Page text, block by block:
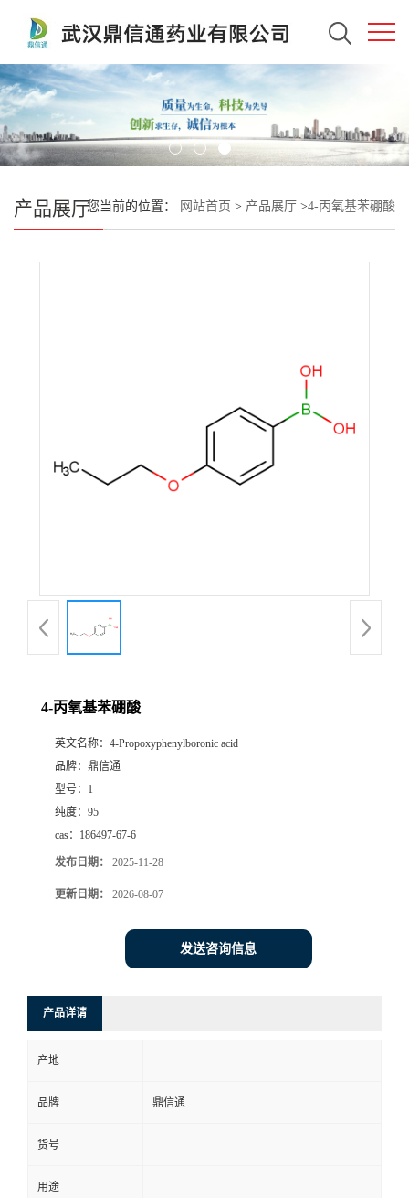
产品展厅您当前的位置： 网站首页 > 产品展厅 >4-丙氧基苯硼酸
4-丙氧基苯硼酸
英文名称： 4-Propoxyphenylboronic acid
品牌： 鼎信通
型号： 1
纯度： 95
cas： 186497-67-6
发布日期： 2025-11-28
更新日期： 2026-08-07
发送咨询信息
产品详请
产地
品牌 鼎信通
货号
用途